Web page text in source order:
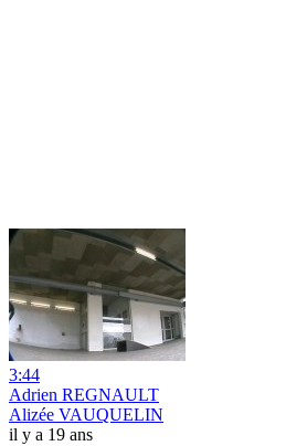
3:44
Adrien REGNAULT
Alizée VAUQUELIN
il y a 19 ans